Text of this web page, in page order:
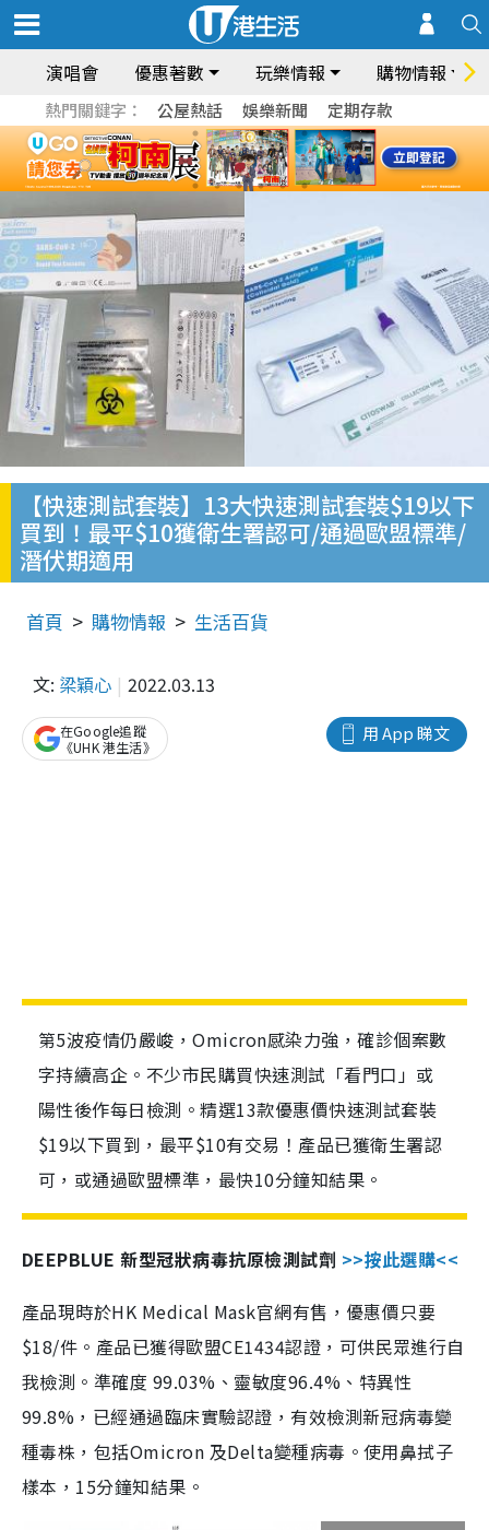
演唱會 優惠著數 玩樂情報 購物情報
熱門關鍵字： 公屋熱話 娛樂新聞 定期存款
【快速測試套裝】13大快速測試套裝$19以下
買到！最平$10獲衛生署認可/通過歐盟標準/
潛伏期適用
首頁 購物情報 生活百貨
文: 梁穎心 2022.03.13
用 App 睇文
在Google追蹤
《UHK 港生活》
第5波疫情仍嚴峻，Omicron感染力強，確診個案數
字持續高企。不少市民購買快速測試「看門口」或
陽性後作每日檢測。精選13款優惠價快速測試套裝
$19以下買到，最平$10有交易！產品已獲衛生署認
可，或通過歐盟標準，最快10分鐘知結果。
DEEPBLUE 新型冠狀病毒抗原檢測試劑 >>按此選購<<
產品現時於HK Medical Mask官網有售，優惠價只要
$18/件。產品已獲得歐盟CE1434認證，可供民眾進行自
我檢測。準確度 99.03%、靈敏度96.4%、特異性
99.8%，已經通過臨床實驗認證，有效檢測新冠病毒變
種毒株，包括Omicron 及Delta變種病毒。使用鼻拭子
樣本，15分鐘知結果。